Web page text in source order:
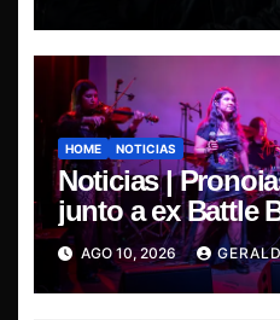
HOME NOTICIAS
Noticias |
junto a ex Battle
The Same’ une
Finlandia.
AGO 10, 2026